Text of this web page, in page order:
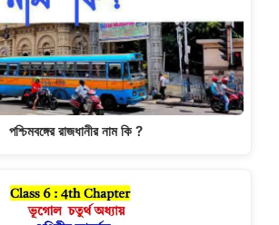
পশ্চিমবঙ্গের রাজধানীর নাম কি ?